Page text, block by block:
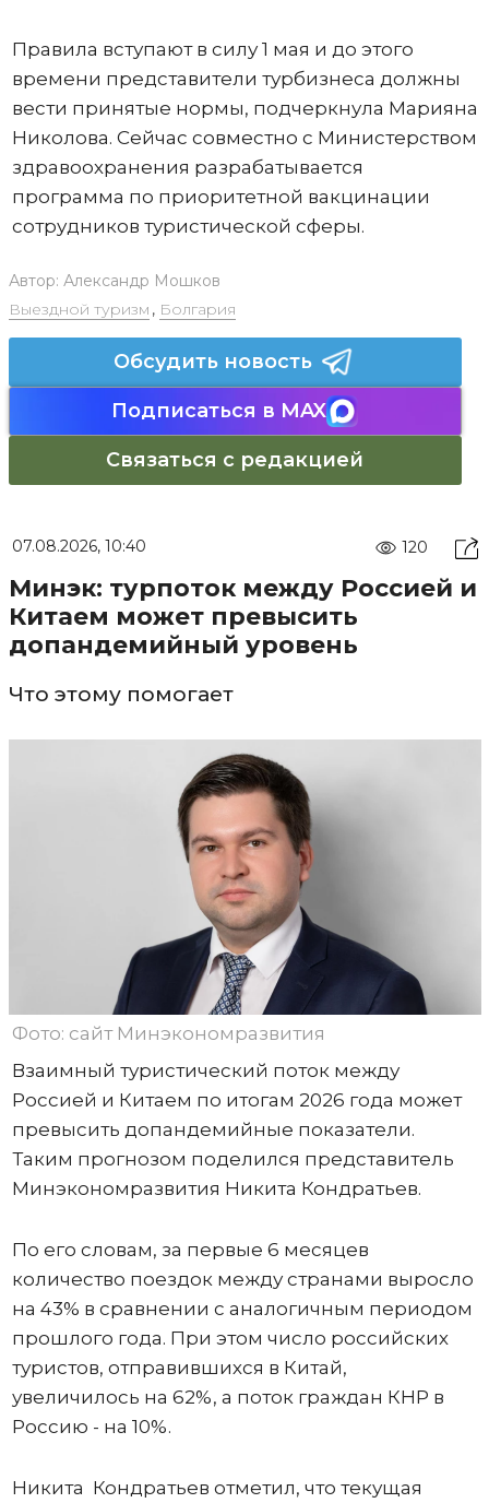
Правила вступают в силу 1 мая и до этого
времени представители турбизнеса должны
вести принятые нормы, подчеркнула Марияна
Николова. Сейчас совместно с Министерством
здравоохранения разрабатывается
программа по приоритетной вакцинации
сотрудников туристической сферы.
Автор: Александр Мошков
Выездной туризм , Болгария
Обсудить новость
Подписаться в MAX
Связаться с редакцией
07.08.2026, 10:40 120
Минэк: турпоток между Россией и
Китаем может превысить
допандемийный уровень
Что этому помогает
Фото: сайт Минэкономразвития
Взаимный туристический поток между
Россией и Китаем по итогам 2026 года может
превысить допандемийные показатели.
Таким прогнозом поделился представитель
Минэкономразвития Никита Кондратьев.
По его словам, за первые 6 месяцев
количество поездок между странами выросло
на 43% в сравнении с аналогичным периодом
прошлого года. При этом число российских
туристов, отправившихся в Китай,
увеличилось на 62%, а поток граждан КНР в
Россию - на 10%.
Никита Кондратьев отметил, что текущая